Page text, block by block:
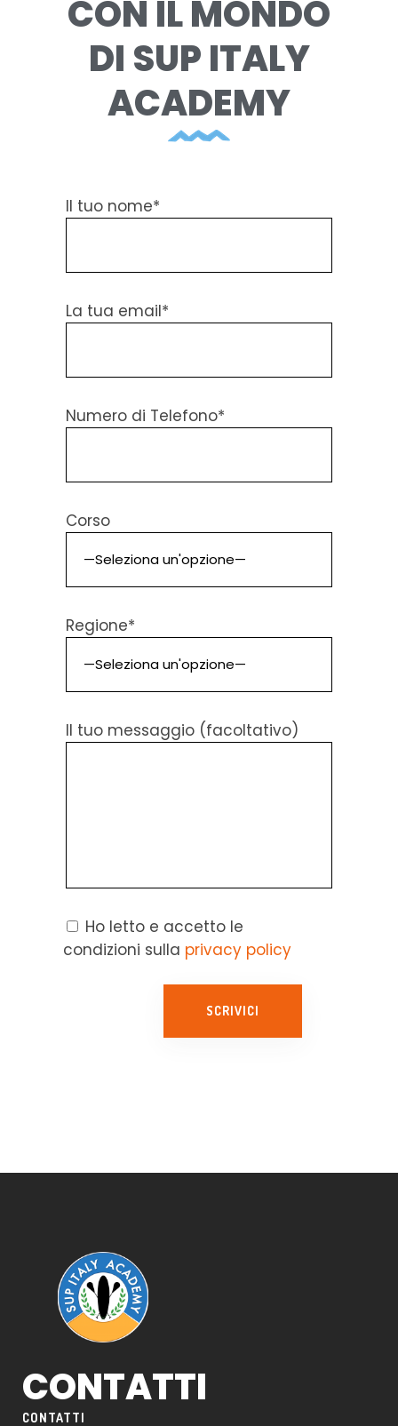
CON IL MONDO
DI SUP ITALY
ACADEMY
Il tuo nome*
La tua email*
Numero di Telefono*
Corso
Regione*
Il tuo messaggio (facoltativo)
Ho letto e accetto le
condizioni sulla privacy policy
CONTATTI
CONTATTI